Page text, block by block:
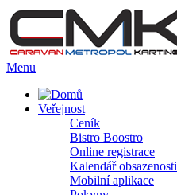
Menu
Veřejnost
Ceník
Bistro Boostro
Online registrace
Kalendář obsazenosti
Mobilní aplikace